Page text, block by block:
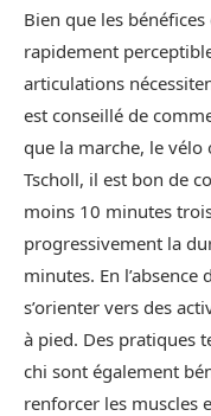
Bien que les
rapidement
articulations
est conseillé de
que la marche, le
Tscholl, il est bon de
moins 10 minutes
progressivement la
minutes. En
s’orienter vers des
à pied. Des pratiques
chi sont également
renforcer les muscles